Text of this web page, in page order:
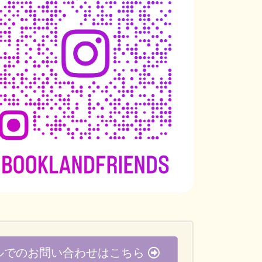
のお問い合わせはこちら